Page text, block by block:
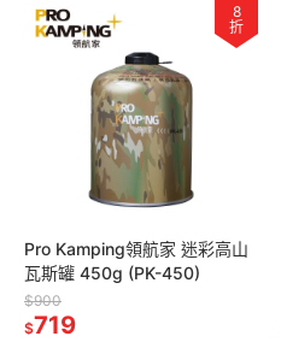
8
折
Pro Kamping領航家 迷彩高山
瓦斯罐 450g (PK-450)
$900
$719